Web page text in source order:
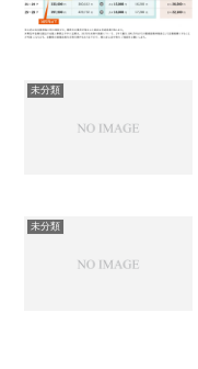
未分類
未分類